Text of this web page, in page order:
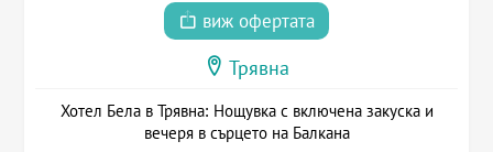
виж офертата
Трявна
Хотел Бела в Трявна: Нощувка с включена закуска и
вечеря в сърцето на Балкана